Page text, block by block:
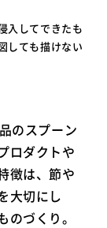
入してできたも
しても描けない
のスプーン
ロダクトや
徴は、節や
大切にし
づくり。